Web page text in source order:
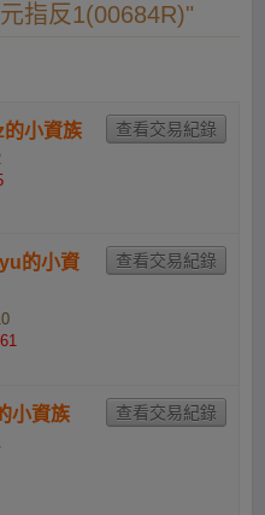
指反1(00684R)"
小資族
的小資
小資族